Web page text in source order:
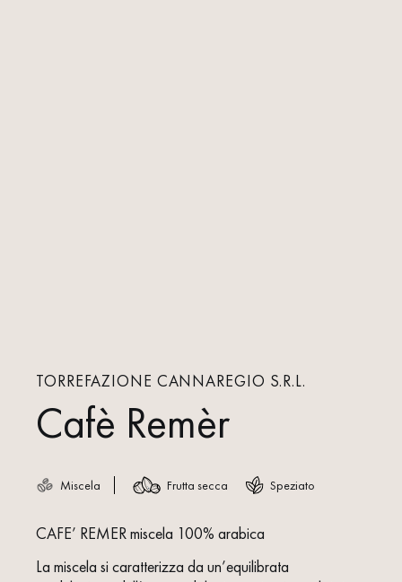
TORREFAZIONE CANNAREGIO S.R.L.
Cafè Remèr
Miscela Frutta secca Speziato
CAFE’ REMER miscela 100% arabica
La miscela si caratterizza da un’equilibrata